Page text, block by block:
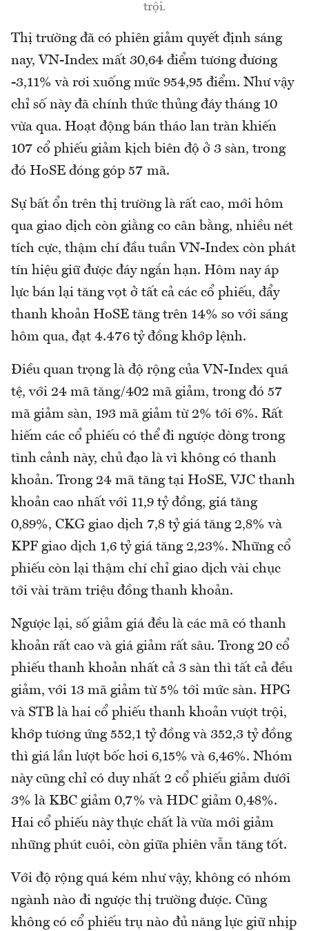
trội.
Thị trường đã có phiên giảm quyết định sáng
nay, VN-Index mất 30,64 điểm tương đương
-3,11% và rơi xuống mức 954,95 điểm. Như vậy
chỉ số này đã chính thức thủng đáy tháng 10
vừa qua. Hoạt động bán tháo lan tràn khiến
107 cổ phiếu giảm kịch biên độ ở 3 sàn, trong
đó HoSE đóng góp 57 mã.
Sự bất ổn trên thị trường là rất cao, mới hôm
qua giao dịch còn giằng co cân bằng, nhiều nét
tích cực, thậm chí đầu tuần VN-Index còn phát
tín hiệu giữ được đáy ngắn hạn. Hôm nay áp
lực bán lại tăng vọt ở tất cả các cổ phiếu, đẩy
thanh khoản HoSE tăng trên 14% so với sáng
hôm qua, đạt 4.476 tỷ đồng khớp lệnh.
Điều quan trọng là độ rộng của VN-Index quá
tệ, với 24 mã tăng/402 mã giảm, trong đó 57
mã giảm sàn, 193 mã giảm từ 2% tới 6%. Rất
hiếm các cổ phiếu có thể đi ngược dòng trong
tình cảnh này, chủ đạo là vì không có thanh
khoản. Trong 24 mã tăng tại HoSE, VJC thanh
khoản cao nhất với 11,9 tỷ đồng, giá tăng
0,89%, CKG giao dịch 7,8 tỷ giá tăng 2,8% và
KPF giao dịch 1,6 tỷ giá tăng 2,23%. Những cổ
phiếu còn lại thậm chí chỉ giao dịch vài chục
tới vài trăm triệu đồng thanh khoản.
Ngược lại, số giảm giá đều là các mã có thanh
khoản rất cao và giá giảm rất sâu. Trong 20 cổ
phiếu thanh khoản nhất cả 3 sàn thì tất cả đều
giảm, với 13 mã giảm từ 5% tới mức sàn. HPG
và STB là hai cổ phiếu thanh khoản vượt trội,
khớp tương ứng 552,1 tỷ đồng và 352,3 tỷ đồng
thì giá lần lượt bốc hơi 6,15% và 6,46%. Nhóm
này cũng chỉ có duy nhất 2 cổ phiếu giảm dưới
3% là KBC giảm 0,7% và HDC giảm 0,48%.
Hai cổ phiếu này thực chất là vừa mới giảm
những phút cuôi, còn giữa phiên vẫn tăng tốt.
Với độ rộng quá kém như vậy, không có nhóm
ngành nào đi ngược thị trường được. Cũng
không có cổ phiếu trụ nào đủ năng lực giữ nhịp